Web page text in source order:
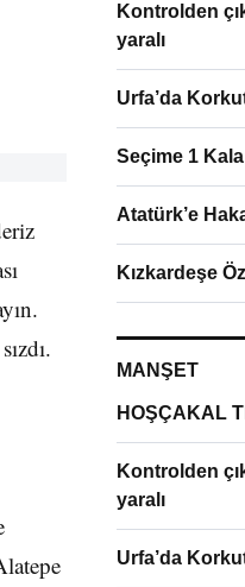
Kontrolden
yaralı
Urfa’da
Seçime 1
Atatürk’e
Kızkardeşe
MANŞET
HOŞÇAKAL
Kontrolden
yaralı
Urfa’da